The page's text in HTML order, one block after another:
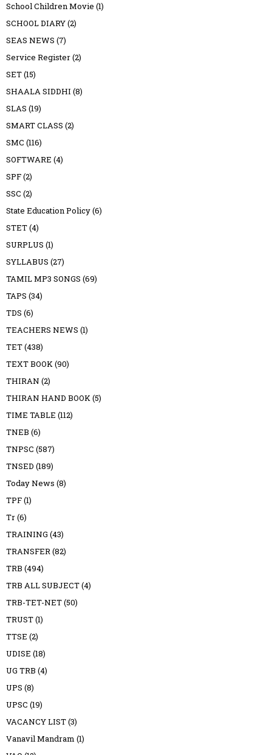
School Children Movie (1)
SCHOOL DIARY(2)
SEAS NEWS (7)
Service Register(2)
SET(15)
SHAALA SIDDHI (8)
SLAS (19)
SMART CLASS (2)
SMC (116)
SOFTWARE (4)
SPF(2)
SSC (2)
State Education Policy(6)
STET(4)
SURPLUS (1)
SYLLABUS (27)
TAMIL MP3 SONGS (69)
TAPS (34)
TDS (6)
TEACHERS NEWS (1)
TET(438)
TEXT BOOK(90)
THIRAN (2)
THIRAN HAND BOOK(5)
TIME TABLE (112)
TNEB (6)
TNPSC (587)
TNSED (189)
Today News (8)
TPF(1)
Tr(6)
TRAINING (43)
TRANSFER(82)
TRB (494)
TRB ALL SUBJECT(4)
TRB-TET-NET(50)
TRUST(1)
TTSE (2)
UDISE (18)
UG TRB (4)
UPS (8)
UPSC (19)
VACANCY LIST(3)
Vanavil Mandram (1)